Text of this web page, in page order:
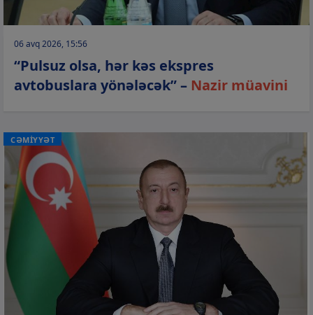
06 avq 2026, 15:56
“Pulsuz olsa, hər kəs ekspres
avtobuslara yönələcək” – Nazir müavini
CƏMİYYƏT